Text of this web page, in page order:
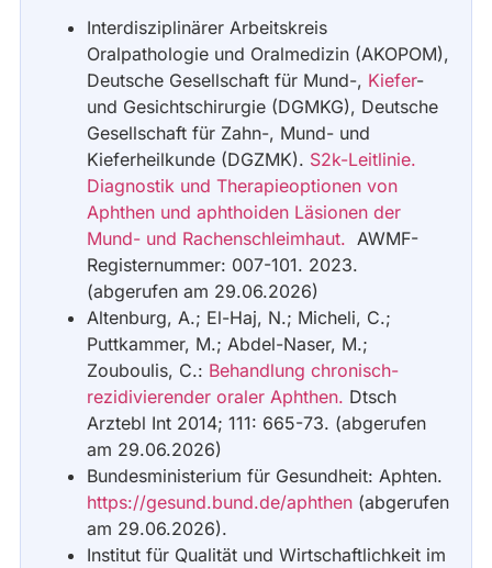
Interdisziplinärer Arbeitskreis
Oralpathologie und Oralmedizin (AKOPOM),
Deutsche Gesellschaft für Mund-, Kiefer-
und Gesichtschirurgie (DGMKG), Deutsche
Gesellschaft für Zahn-, Mund- und
Kieferheilkunde (DGZMK). S2k-Leitlinie.
Diagnostik und Therapieoptionen von
Aphthen und aphthoiden Läsionen der
Mund- und Rachenschleimhaut. AWMF-
Registernummer: 007-101. 2023.
(abgerufen am 29.06.2026)
Altenburg, A.; El-Haj, N.; Micheli, C.;
Puttkammer, M.; Abdel-Naser, M.;
Zouboulis, C.: Behandlung chronisch-
rezidivierender oraler Aphthen. Dtsch
Arztebl Int 2014; 111: 665-73. (abgerufen
am 29.06.2026)
Bundesministerium für Gesundheit: Aphten.
https://gesund.bund.de/aphthen(abgerufen
am 29.06.2026).
Institut für Qualität und Wirtschaftlichkeit im